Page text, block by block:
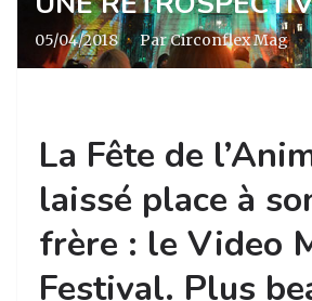
05/04/2018 · Par Circonflex Mag
La Fête de
laissé place à
frère : le Video
Festival. Plus